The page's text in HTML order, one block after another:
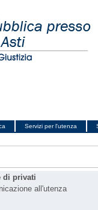
Servizi per l'utenza
di privati
all'utenza